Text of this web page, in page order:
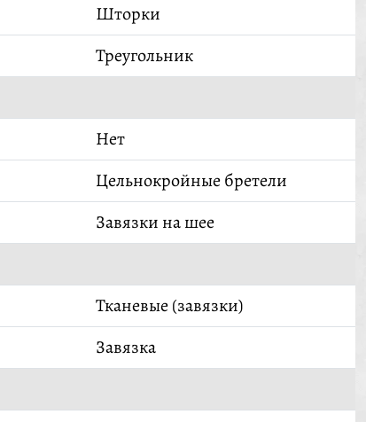
Шторки
Треугольник
Нет
Цельнокройные бретели
Завязки на шее
Тканевые (завязки)
Завязка